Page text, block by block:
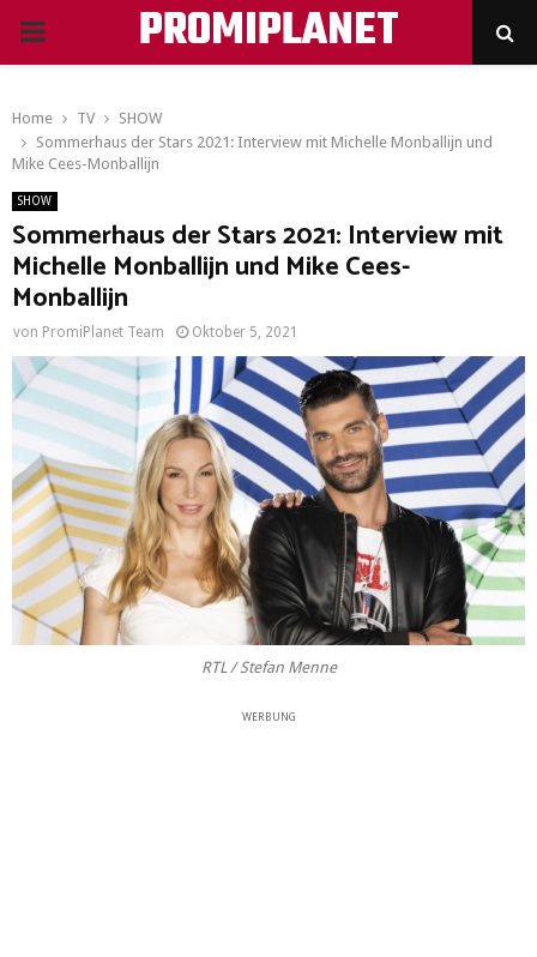
PRIMARY
PROMIPLANET
Home TV
SHOW
Sommerhaus der Stars 2021: Interview mit Michelle Monballijn und
Mike Cees-Monballijn
SHOW
Sommerhaus der Stars 2021: Interview mit
Michelle Monballijn und Mike Cees-
Monballijn
von PromiPlanet Team Oktober 5, 2021
RTL / Stefan Menne
WERBUNG